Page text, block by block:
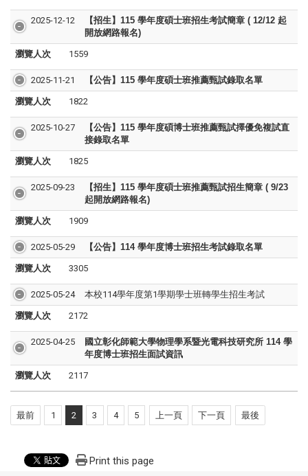
2025-12-12
【招生】115 學年度碩士班招生考試簡章 ( 12/12 起
開放網路報名)
瀏覽人次 1559
2025-11-21 【公告】115 學年度碩士班推薦甄試錄取名單
瀏覽人次 1822
2025-10-27
【公告】115 學年度碩博士班推薦甄試擇優免複試直
接錄取名單
瀏覽人次 1825
2025-09-23
【招生】115 學年度碩士班推薦甄試招生簡章 ( 9/23
起開放網路報名)
瀏覽人次 1909
2025-05-29 【公告】114 學年度博士班招生考試錄取名單
瀏覽人次 3305
2025-05-24 本校114學年度第1學期學士班轉學生招生考試
瀏覽人次 2172
2025-04-25
國立彰化師範大學物理學系暨光電科技研究所 114 學
年度博士班招生面試資訊
瀏覽人次 2117
最前 1 2 3 4 5 上一頁 下一頁 最後
Print this page